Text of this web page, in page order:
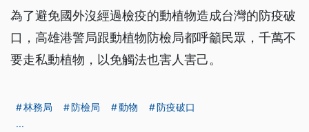
為了避免國外沒經過檢疫的動植物造成台灣的防疫破
口，高雄港警局跟動植物防檢局都呼籲民眾，千萬不
要走私動植物，以免觸法也害人害己。
林務局 防檢局 動物
防疫破口
...